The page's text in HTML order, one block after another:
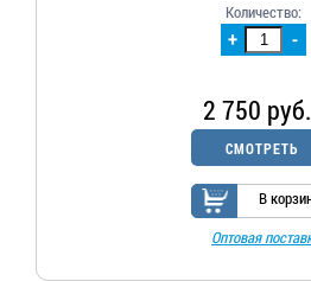
+ -
Количество:
2 750 руб.
СМОТРЕТЬ
В
Оптовая